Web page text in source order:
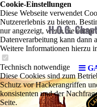
Cookie-Einstellungen
Diese Webseite verwendet
Nutzererlebnis zu bieten.
nur angezeigt, wenn die
Datenverarbeitung kann dann
Weitere Informationen hierzu
Technisch notwendige
Diese Cookies sind zum
Schutz vor Hackerangriffen
konsistenten und der
Seite.